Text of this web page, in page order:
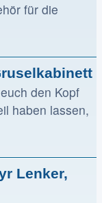
für die
den Kopf
haben lassen,
Lenker,